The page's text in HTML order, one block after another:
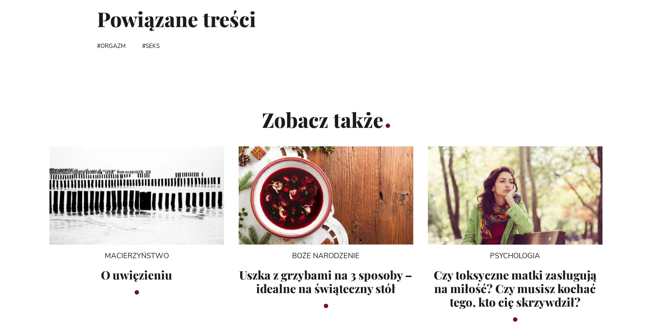
Powiązane treści
ORGAZM SEKS
Zobacz także
MACIERZYŃSTWO
O uwięzieniu
BOŻE NARODZENIE
Uszka z grzybami na 3 sposoby –
idealne na świąteczny stół
PSYCHOLOGIA
Czy toksyczne matki zasługują
na miłość? Czy musisz kochać
tego, kto cię skrzywdził?